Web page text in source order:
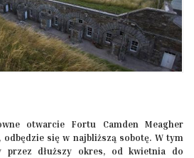
otwarcie Fortu Camden Meagher
odbędzie się w najbliższą sobotę. W tym
dłuższy okres, od kwietnia do